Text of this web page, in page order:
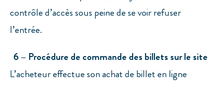
contrôle d’accès sous peine de se voir refuser
l’entrée.
6 – Procédure de commande des billets sur le site
L’acheteur effectue son achat de billet en ligne